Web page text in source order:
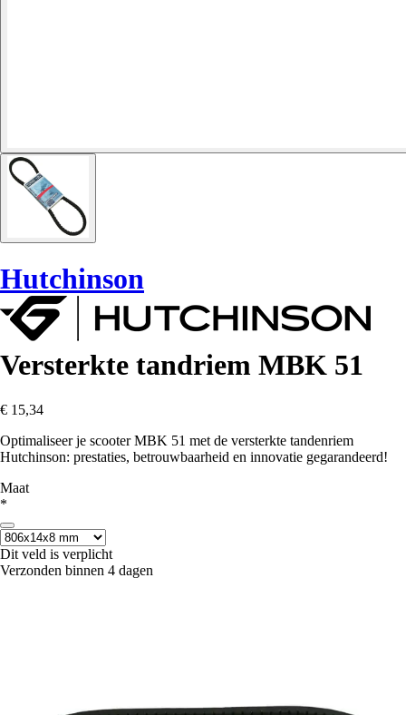
Hutchinson
Versterkte tandriem MBK 51
€ 15,34
Optimaliseer je scooter MBK 51 met de versterkte tandenriem
Hutchinson: prestaties, betrouwbaarheid en innovatie gegarandeerd!
Maat
*
Dit veld is verplicht
Verzonden binnen 4 dagen